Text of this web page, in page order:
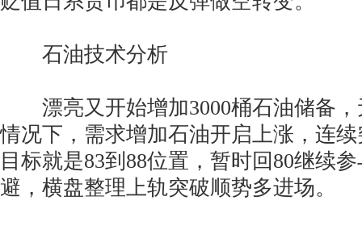
石油技术分析
漂亮又开始增加3000桶石油储备，
情况下，需求增加石油开启上涨，连
目标就是83到88位置，暂时回80继续
避，横盘整理上轨突破顺势多进场。